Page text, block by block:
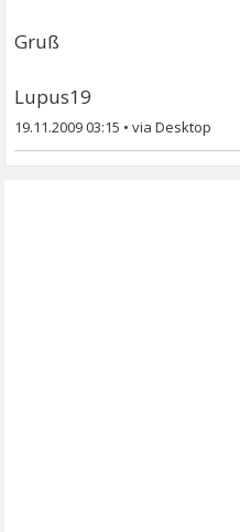
Gruß
Lupus19
19.11.2009 03:15 •